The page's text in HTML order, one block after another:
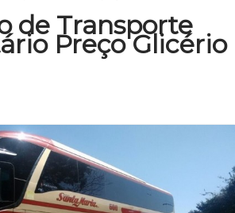
de Transporte
Preço Glicério